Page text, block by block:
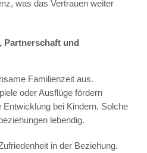
was das Vertrauen weiter
Partnerschaft und
Familienzeit aus.
oder Ausflüge fördern
bei Kindern. Solche
lebendig.
in der Beziehung.